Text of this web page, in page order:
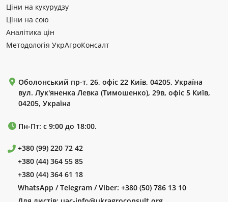
Ціни на кукурудзу
Ціни на сою
Аналітика цін
Методологія УкрАгроКонсалт
Оболонський пр-т, 26, офіс 22 Київ, 04205, Україна
вул. Лук'яненка Левка (Тимошенко), 29в, офіс 5 Київ,
04205, Україна
Пн-Пт: с 9:00 до 18:00.
+380 (99) 220 72 42
+380 (44) 364 55 85
+380 (44) 364 61 18
WhatsApp / Telegram / Viber: +380 (50) 786 13 10